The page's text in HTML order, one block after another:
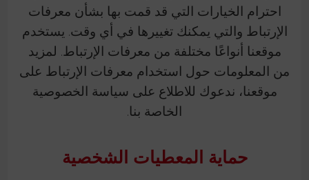
احترام الخيارات التي قد قمت بها بشأن معرفات
الإرتباط والتي يمكنك تغييرها في أي وقت. يستخدم
موقعنا أنواعًا مختلفة من معرفات الإرتباط. لمزيد
من المعلومات حول استخدام معرفات الإرتباط على
موقعنا، ندعوك للاطلاع على سياسة الخصوصية
الخاصة بنا.
حماية المعطيات الشخصية